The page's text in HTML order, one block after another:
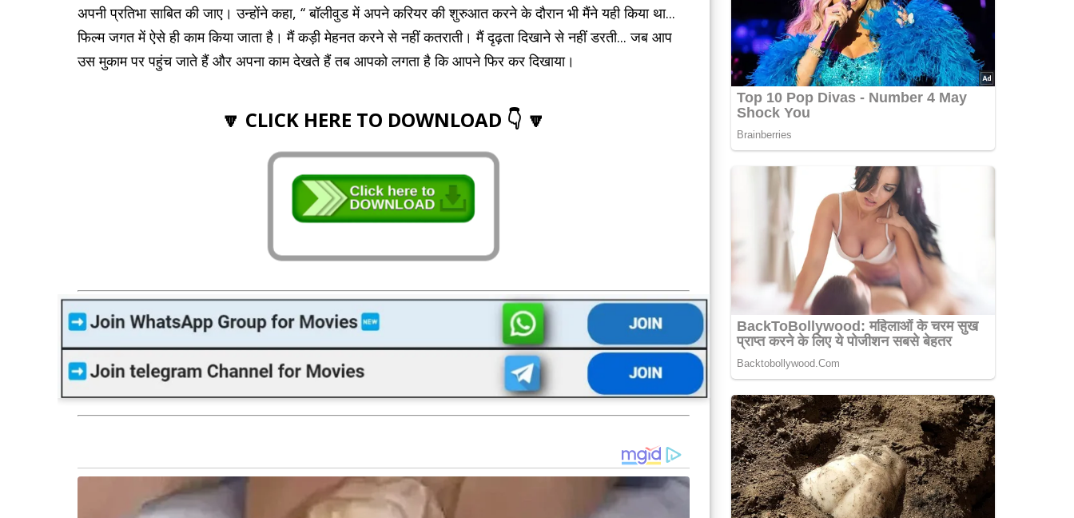
अपनी प्रतिभा साबित की जाए। उन्होंने कहा, ‘‘ बॉलीवुड में अपने करियर की शुरुआत करने के दौरान भी मैंने यही किया था...
फिल्म जगत में ऐसे ही काम किया जाता है। मैं कड़ी मेहनत करने से नहीं कतराती। मैं दृढ़ता दिखाने से नहीं डरती... जब आप
उस मुकाम पर पहुंच जाते हैं और अपना काम देखते हैं तब आपको लगता है कि आपने फिर कर दिखाया।
🔽 CLICK HERE TO DOWNLOAD 👇 🔽